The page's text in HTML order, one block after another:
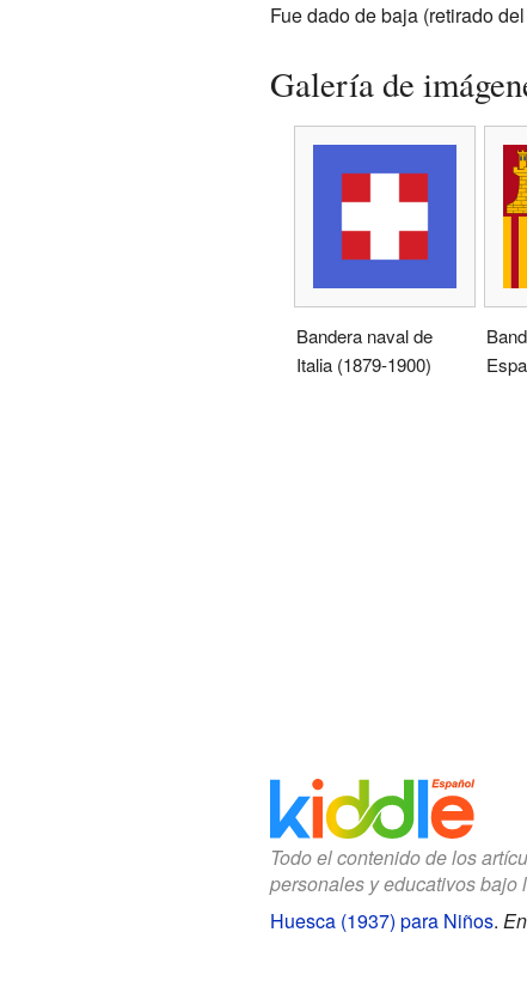
Fue dado de baja (retirado
Galería de
Bandera naval de
Italia (1879-1900)
Todo el contenido de los
personales y educativos bajo
Huesca (1937) para Niños.